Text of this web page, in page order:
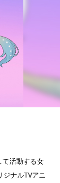
活動する女
ナルTVアニ